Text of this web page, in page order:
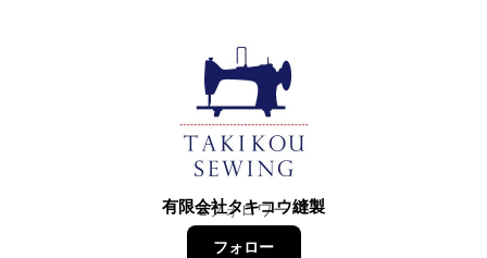
有限会社タキコウ縫製
2フォロワー
フォロー